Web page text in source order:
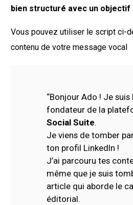
bien structuré avec un
Vous pouvez utiliser le script ci-
contenu de votre message vocal
“Bonjour Ado ! Je suis
fondateur de la
Social Suite.
Je viens de tomber
ton profil LinkedIn !
J’ai parcouru tes
même que je suis
article qui aborde le
éditorial.